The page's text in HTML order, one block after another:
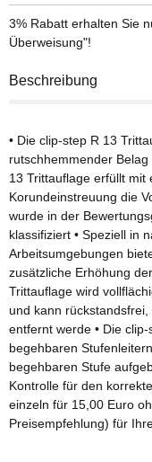
3% Rabatt erhalten Sie
Überweisung"!
Beschreibung
• Die clip-step R 13
rutschhemmender
13 Trittauflage erfüllt mit
Korundeinstreuung die
wurde in der
klassifiziert • Speziell in
Arbeitsumgebungen
zusätzliche Erhöhung
Trittauflage wird
und kann
entfernt werde • Die
begehbaren
begehbaren Stufe
Kontrolle für den
einzeln für 15,00 Euro
Preisempfehlung) für